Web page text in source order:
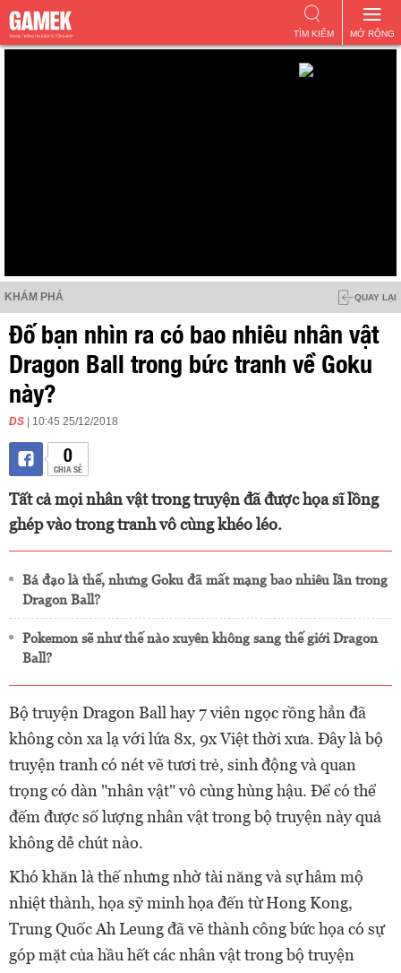
MỞ RỘNG
TÌM KIẾM
KHÁM PHÁ QUAY LẠI
Đố bạn nhìn ra có bao nhiêu nhân vật
Dragon Ball trong bức tranh về Goku
này?
DS | 10:45 25/12/2018
0
CHIA SẺ
Tất cả mọi nhân vật trong truyện đã được họa sĩ lồng
ghép vào trong tranh vô cùng khéo léo.
Bá đạo là thế, nhưng Goku đã mất mạng bao nhiêu lần trong
Dragon Ball?
Pokemon sẽ như thế nào xuyên không sang thế giới Dragon
Ball?
Bộ truyện Dragon Ball hay 7 viên ngọc rồng hẳn đã
không còn xa lạ với lứa 8x, 9x Việt thời xưa. Đây là bộ
truyện tranh có nét vẽ tươi trẻ, sinh động và quan
trọng có dàn "nhân vật" vô cùng hùng hậu. Để có thể
đếm được số lượng nhân vật trong bộ truyện này quả
không dễ chút nào.
Khó khăn là thế nhưng nhờ tài năng và sự hâm mộ
nhiệt thành, họa sỹ minh họa đến từ Hong Kong,
Trung Quốc Ah Leung đã vẽ thành công bức họa có sự
góp mặt của hầu hết các nhân vật trong bộ truyện